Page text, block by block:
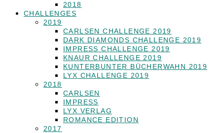
2018
CHALLENGES
2019
CARLSEN CHALLENGE 2019
DARK DIAMONDS CHALLENGE 2019
IMPRESS CHALLENGE 2019
KNAUR CHALLENGE 2019
KUNTERBUNTER BÜCHERWAHN 2019
LYX CHALLENGE 2019
2018
CARLSEN
IMPRESS
LYX VERLAG
ROMANCE EDITION
2017